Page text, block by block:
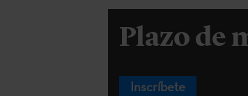
Plazo de
Inscríbete